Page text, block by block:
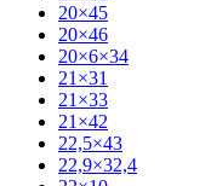
20×45
20×46
20×6×34
21×31
21×33
21×42
22,5×43
22,9×32,4